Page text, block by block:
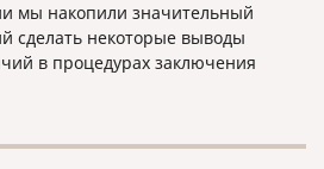
мы накопили значительный
сделать некоторые выводы
в процедурах заключения
поможет лицам,